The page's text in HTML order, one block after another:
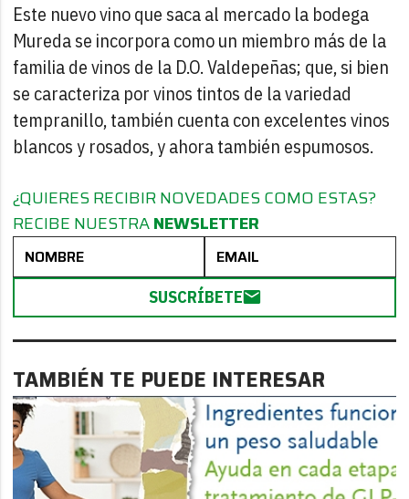
Este nuevo vino que saca al mercado la bodega
Mureda se incorpora como un miembro más de la
familia de vinos de la D.O. Valdepeñas; que, si bien
se caracteriza por vinos tintos de la variedad
tempranillo, también cuenta con excelentes vinos
blancos y rosados, y ahora también espumosos.
¿QUIERES RECIBIR NOVEDADES COMO ESTAS?
RECIBE NUESTRANEWSLETTER
SUSCRÍBETE
TAMBIÉN TE PUEDE INTERESAR